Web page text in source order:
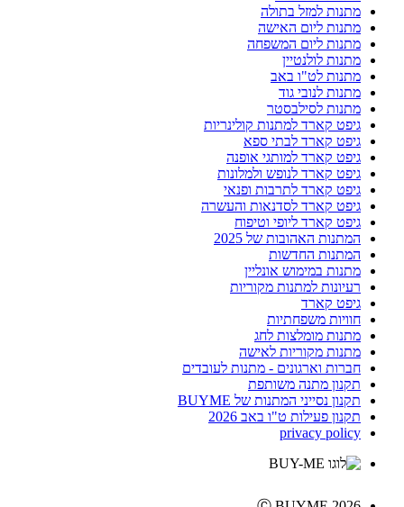
מתנות למזל בתולה
מתנות ליום האישה
מתנות ליום המשפחה
מתנות לולנטיין
מתנות לט"ו באב
מתנות לנובי גוד
מתנות לסילבסטר
גיפט קארד למתנות קולינריות
גיפט קארד לבתי ספא
גיפט קארד למותגי אופנה
גיפט קארד לנופש ולמלונות
גיפט קארד לתרבות ופנאי
גיפט קארד לסדנאות והעשרה
גיפט קארד ליופי וטיפוח
המתנות האהובות של 2025
המתנות החדשות
מתנות במימוש אונליין
רעיונות למתנות מקוריות
גיפט קארד
חוויות משפחתיות
מתנות מומלצות לחג
מתנות מקוריות לאישה
חברות וארגונים - מתנות לעובדים
תקנון מתנה משותפת
תקנון נסייני המתנות של BUYME
תקנון פעילות ט"ו באב 2026
privacy policy